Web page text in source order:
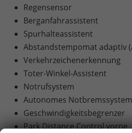
Regensensor
Berganfahrassistent
Spurhalteassistent
Abstandstempomat adaptiv
Verkehrzeichenerkennung
Toter-Winkel-Assistent
Notrufsystem
Autonomes Notbremssystem
Geschwindigkeitsbegrenzer
Park Distance Control vorne